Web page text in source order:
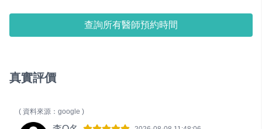
查詢所有醫師預約時間
真實評價
( 資料來源：google )